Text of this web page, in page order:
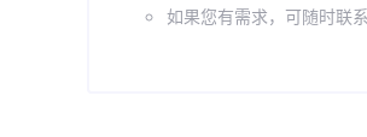
如果您有需求，可随时联系